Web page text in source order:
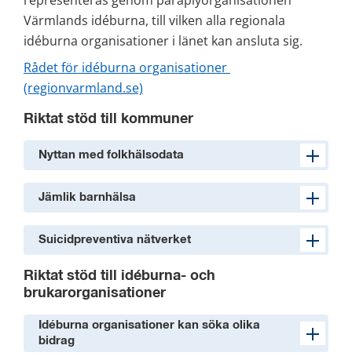
Värmlands idéburna, till vilken alla regionala
idéburna organisationer i länet kan ansluta sig.
Rådet för idéburna organisationer
(regionvarmland.se)
Riktat stöd till kommuner
Nyttan med folkhälsodata
Jämlik barnhälsa
Suicidpreventiva nätverket
Riktat stöd till idéburna- och
brukarorganisationer
Idéburna organisationer kan söka olika
bidrag